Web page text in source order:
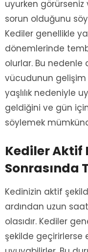
uyurken
sorun olduğunu
Kediler genellikle
dönemlerinde
olurlar. Bu nedenle
vücudunun
yaşlılık nedeniyle
geldiğini ve gün
söylemek
Kediler Aktif
Sonrasında
Kedinizin aktif
ardından uzun
olasıdır. Kediler
şekilde geçirirlerse